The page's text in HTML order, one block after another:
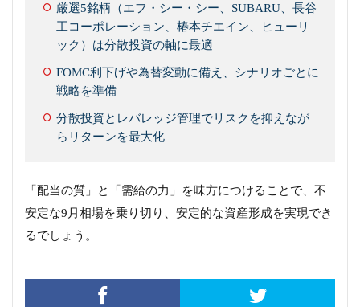
厳選5銘柄（エフ・シー・シー、SUBARU、長谷
工コーポレーション、椿本チエイン、ヒューリ
ック）は分散投資の軸に最適
FOMC利下げや為替変動に備え、シナリオごとに
戦略を準備
分散投資とレバレッジ管理でリスクを抑えなが
らリターンを最大化
「配当の質」と「需給の力」を味方につけることで、不
安定な9月相場を乗り切り、安定的な資産形成を実現でき
るでしょう。